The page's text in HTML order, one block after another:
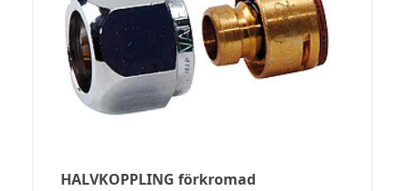
HALVKOPPLING förkromad